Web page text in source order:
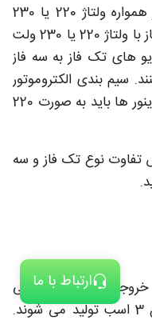
ارتباط با ما
ورودی درایو تک فاز به سه فاز همواره ولتاژ 220 یا 230
می باشد و خروجی آن نیز سه فاز با ولتاژ 220 یا 230 ولت
های تک فاز به سه فاز
کنند. سیم بندی الکتروموتور
در هنگام راه اندازی با این نوع اینور ها باید به صورت 220
نوع تک فاز و سه
خروجی آن نیز تکفاز می
باشد. این نوع درایو حداکثر تا توان 3 اسب تولید می شوند.